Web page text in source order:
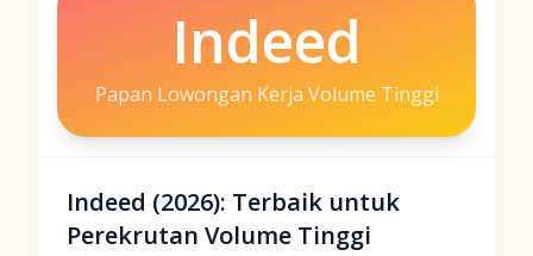
Indeed
Papan Lowongan Kerja Volume Tinggi
Indeed (2026): Terbaik untuk
Perekrutan Volume Tinggi